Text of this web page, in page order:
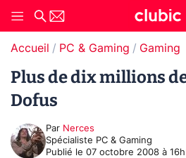
Accueil PC & Gaming Gaming
Plus de dix millions
Dofus
Par Nerces
Spécialiste PC & Gaming
Publié le 07 octobre 2008 à